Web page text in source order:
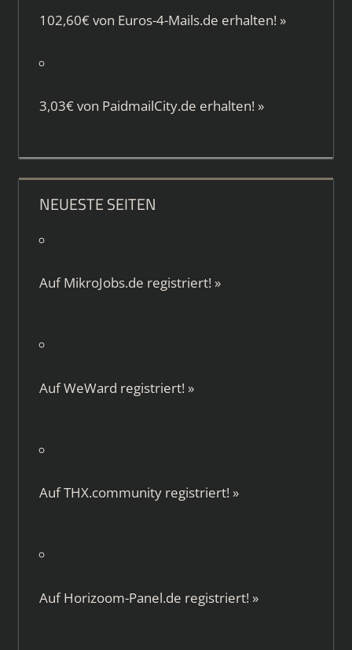
102,60€ von Euros-4-Mails.de erhalten! »
3,03€ von PaidmailCity.de erhalten! »
NEUESTE SEITEN
AufMikroJobs.de registriert! »
AufWeWard registriert! »
AufTHX.communityregistriert! »
AufHorizoom-Panel.de registriert! »